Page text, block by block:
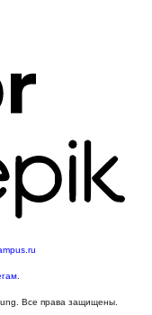
Все права защищены.